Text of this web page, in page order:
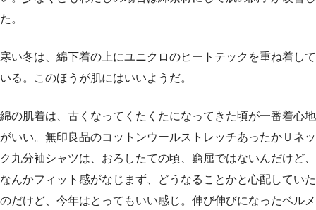
た。
寒い冬は、綿下着の上にユニクロのヒートテックを重ね着して
いる。このほうが肌にはいいようだ。
綿の肌着は、古くなってくたくたになってきた頃が一番着心地
がいい。無印良品のコットンウールストレッチあったかＵネッ
ク九分袖シャツは、おろしたての頃、窮屈ではないんだけど、
なんかフィット感がなじまず、どうなることかと心配していた
のだけど、今年はとってもいい感じ。伸び伸びになったベルメ